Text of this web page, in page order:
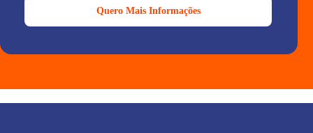
Quero Mais Informações